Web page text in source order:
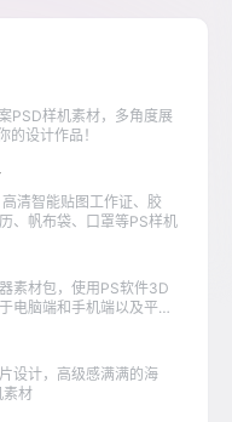
PSD样机素材，多角度展
的设计作品！
清智能贴图工作证、胶
、帆布袋、口罩等PS样机
素材包，使用PS软件3D
电脑端和手机端以及平板
设计，高级感满满的海
素材